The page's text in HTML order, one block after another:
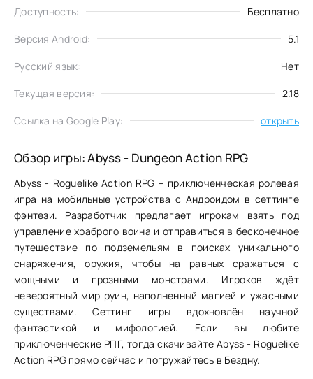
Доступность: Бесплатно
Версия Android: 5.1
Русский язык: Нет
Текущая версия: 2.18
Ссылка на Google Play: открыть
Обзор игры: Abyss - Dungeon Action RPG
Abyss - Roguelike Action RPG – приключенческая ролевая
игра на мобильные устройства с Андроидом в сеттинге
фэнтези. Разработчик предлагает игрокам взять под
управление храброго воина и отправиться в бесконечное
путешествие по подземельям в поисках уникального
снаряжения, оружия, чтобы на равных сражаться с
мощными и грозными монстрами. Игроков ждёт
невероятный мир руин, наполненный магией и ужасными
существами. Сеттинг игры вдохновлён научной
фантастикой и мифологией. Если вы любите
приключенческие РПГ, тогда скачивайте Abyss - Roguelike
Action RPG прямо сейчас и погружайтесь в Бездну.